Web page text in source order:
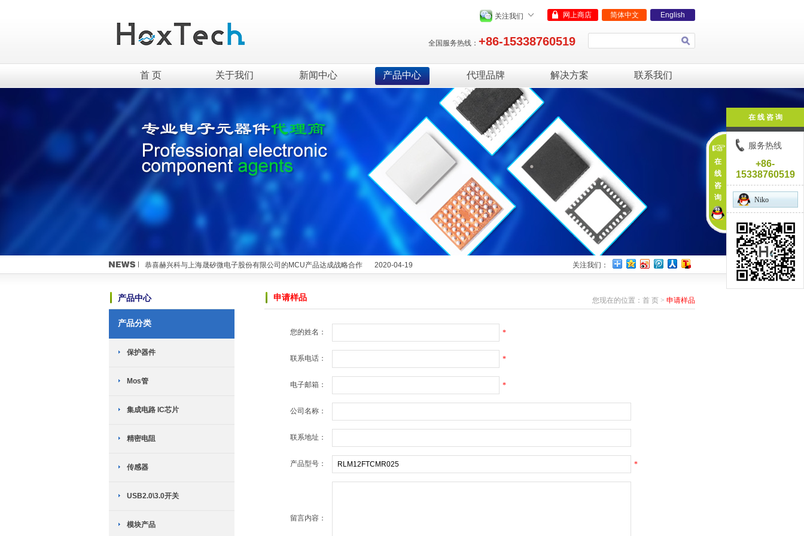
关注我们 网上商店 简体中文 English
全国服务热线： +86-15338760519
首 页 关于我们 新闻中心 产品中心 代理品牌 解决方案 联系我们
英集芯移动电源新国标全套解决方案介绍
TWS充电仓解决方案------快速恢复能量，提升续航体验
恭喜赫兴科与上海晟矽微电子股份有限公司的MCU产品达成战略合作
2020-04-19
恭喜赫兴科与台湾迅杰（ENE）达成战略合作
2018-11-15
英集芯移动电源新国标全套解决方案介绍
TWS充电仓解决方案------快速恢复能量，提升续航体验
恭喜赫兴科与MST美加的霍尔传感器产品达成战略合作
2021-08-08
恭喜赫兴科与ICM创芯微的锂电保护IC产品达成战略合作
可能是世界上最小的锂电池充电芯片-HP4059
2019-04-22
2019-04-22
恭喜赫兴科与台湾迅杰（ENE）达成战略合作
2018-11-15
关注我们：
产品中心
产品分类
保护器件
Mos管
集成电路 IC芯片
精密电阻
传感器
USB2.0\3.0开关
模块产品
申请样品 您现在的位置： 首 页 > 申请样品
您的姓名： *
联系电话： *
电子邮箱： *
公司名称：
联系地址：
产品型号： *
留言内容：
在 线 咨 询
在
线
咨
询
服务热线
+86-
15338760519
Niko